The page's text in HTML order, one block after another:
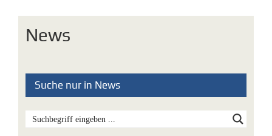
News
Suche nur in News